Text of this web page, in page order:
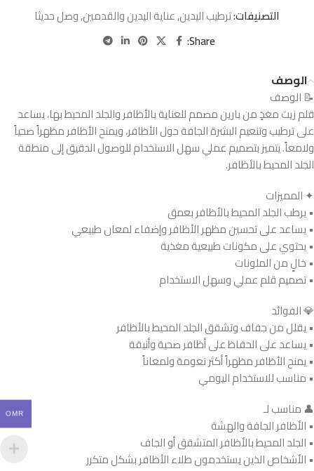
التصنيفات:ترطيب اليدين,عناية اليدين والقدمين,وصل حديثا
Share:
الوصف
📝 الوصف
قلم زيت مغذٍ من بارين مصمم للعناية بالأظافر والجلد المحيط بها، يساعد
على ترطيب وتنعيم البشرة الجافة حول الأظافر، ويمنح الأظافر مظهراً صحياً
ولامعاً. يتميز بتصميم عملي سهل الاستخدام للوصول الدقيق إلى منطقة
الجلد المحيط بالأظافر.
✦ المميزات
• يرطب الجلد المحيط بالأظافر بعمق
• يساعد على تحسين مظهر الأظافر وإضفاء لمعان طبيعي
• يحتوي على مكونات طبيعية مغذية
• خالٍ من الملونات
• تصميم قلم عملي وسهل الاستخدام
💎 الفوائد
• يقلل من جفاف وتشقق الجلد المحيط بالأظافر
• يساعد على الحفاظ على أظافر صحية وأنيقة
• يمنح الأظافر مظهراً أكثر نعومة ولمعاناً
• مناسب للاستخدام اليومي
👤 مناسب لـ
• الأظافر الجافة والهشة
• الجلد المحيط بالأظافر المتشقق أو الجاف
• الأشخاص الذين يستخدمون طلاء الأظافر بشكل متكرر
OMR